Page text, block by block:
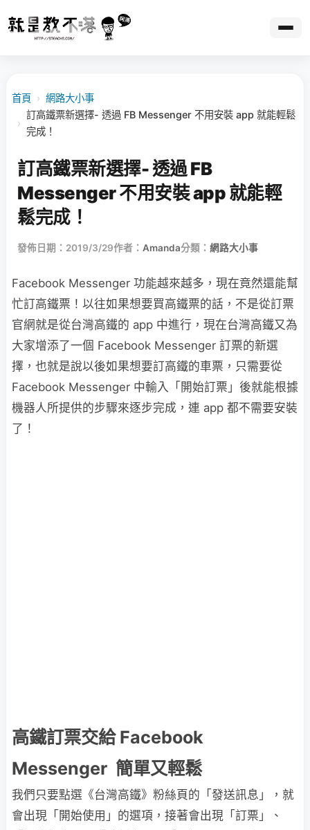
首頁 › 網路大小事
›
訂高鐵票新選擇- 透過 FB Messenger 不用安裝 app 就能輕鬆
完成！
訂高鐵票新選擇- 透過 FB
Messenger 不用安裝 app 就能輕
鬆完成！
發佈日期：2019/3/29作者： Amanda分類： 網路大小事
Facebook Messenger 功能越來越多，現在竟然還能幫
忙訂高鐵票！以往如果想要買高鐵票的話，不是從訂票
官網就是從台灣高鐵的 app 中進行，現在台灣高鐵又為
大家增添了一個 Facebook Messenger 訂票的新選
擇，也就是說以後如果想要訂高鐵的車票，只需要從
Facebook Messenger 中輸入「開始訂票」後就能根據
機器人所提供的步驟來逐步完成，連 app 都不需要安裝
了！
高鐵訂票交給 Facebook
Messenger 簡單又輕鬆
我們只要點選《台灣高鐵》粉絲頁的「發送訊息」，就
會出現「開始使用」的選項，接著會出現「訂票」、